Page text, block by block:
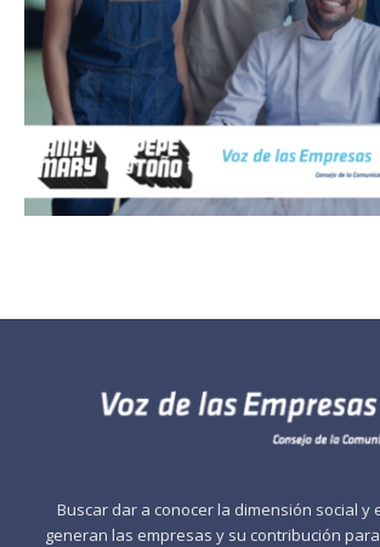
Buscar dar a conocer la dimensión social y
generan las empresas y su contribución